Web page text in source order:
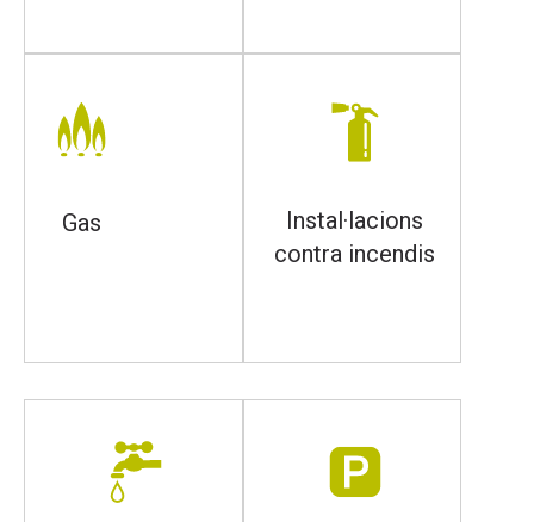
Gas
Instal·lacions
contra incendis